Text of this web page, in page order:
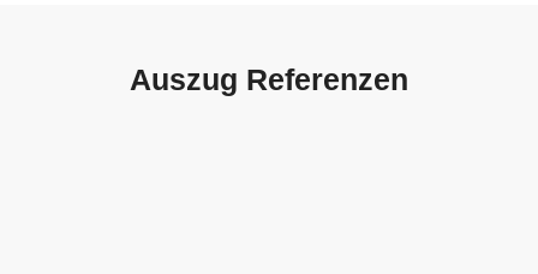
Auszug Referenzen